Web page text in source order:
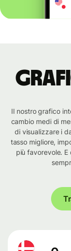
Il nostro grafico
cambio medi di
di visualizzare i
tasso migliore,
più favorevole.